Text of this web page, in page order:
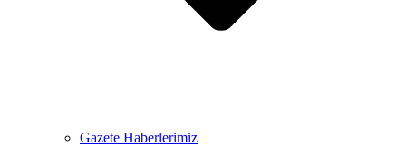
Gazete Haberlerimiz